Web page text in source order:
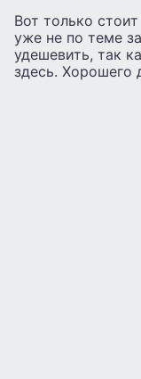
Вот только
уже не по теме
удешевить, так
здесь. Хорошего